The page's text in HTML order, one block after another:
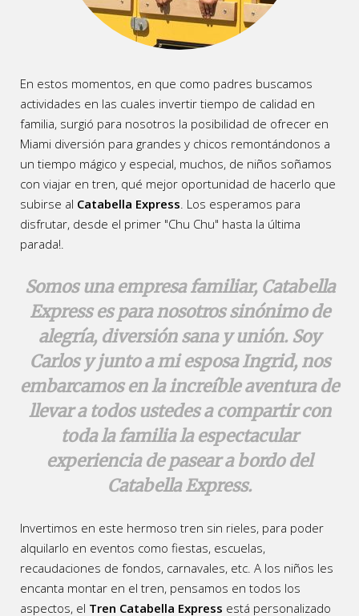
En estos momentos, en que como padres buscamos
actividades en las cuales invertir tiempo de calidad en
familia, surgió para nosotros la posibilidad de ofrecer en
Miami diversión para grandes y chicos remontándonos a
un tiempo mágico y especial, muchos, de niños soñamos
con viajar en tren, qué mejor oportunidad de hacerlo que
subirse al Catabella Express . Los esperamos para
disfrutar, desde el primer "Chu Chu" hasta la última
parada!.
Somos una empresa familiar, Catabella
Express es para nosotros sinónimo de
alegría, diversión sana y unión. Soy
Carlos y junto a mi esposa Ingrid, nos
embarcamos en la increíble aventura de
llevar a todos ustedes a compartir con
toda la familia la espectacular
experiencia de pasear a bordo del
Catabella Express.
Invertimos en este hermoso tren sin rieles, para poder
alquilarlo en eventos como fiestas, escuelas,
recaudaciones de fondos, carnavales, etc. A los niños les
encanta montar en el tren, pensamos en todos los
aspectos, el Tren Catabella Express está personalizado